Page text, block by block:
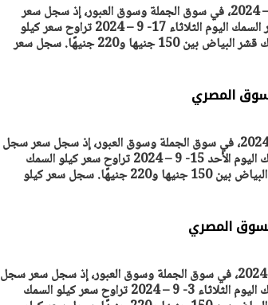
ترصد "أصول مصر" أسعار السمك اليوم الثلاثاء 17 - 9 – 2024، في سوق الجملة وسوق العبور، إذ سجل سعر
سجل سعر كيلو السمك البلطي بين 75 و79 جنيها. أسعار السمك اليوم الثلاثاء 17- 9 – 2024 تراوح سعر كيلو
السمك البلطي بين 75 و79 جنيها. سجل سعر كيلو السمك قشر البياض بين 150 جنيها و220 جنيهًا. سجل سعر
ترصد "أصول مصر" أسعار السمك اليوم الأحد 15 - 9 – 2024، في سوق الجملة وسوق العبور، إذ سجل سعر سجل
سعر كيلو السمك البلطي بين 75 و79 جنيها. أسعار السمك اليوم الأحد 15- 9 – 2024 تراوح سعر كيلو السمك
البلطي بين 75 و79 جنيها. سجل سعر كيلو السمك قشر البياض بين 150 جنيها و220 جنيهًا. سجل سعر كيلو
ترصد "أصول مصر" أسعار السمك اليوم الثلاثاء 3 - 9 – 2024، في سوق الجملة وسوق العبور، إذ سجل سعر سجل
سعر كيلو السمك البلطي بين 75 و79 جنيها. أسعار السمك اليوم الثلاثاء 3- 9 – 2024 تراوح سعر كيلو السمك
افتتاح «إيجبس 2026» بحضور دولي
واسع.. والبترول: مصر تعزز مكانتها
بوصفها مركزًا إقليميًّا للطاقة